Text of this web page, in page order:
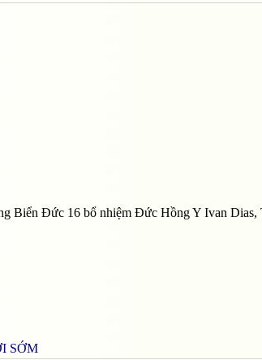
Biển Ðức 16 bổ nhiệm Ðức Hồng Y Ivan Dias,
SỚM